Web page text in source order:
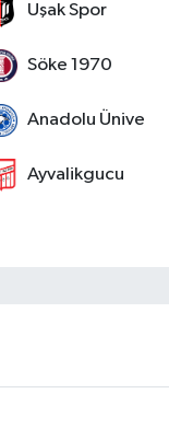
Uşak Spor
Söke 1970
Anadolu
Ayvalikgucu